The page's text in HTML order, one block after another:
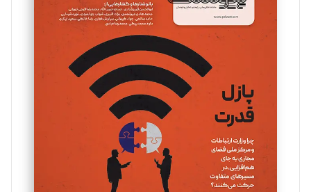
مینا پاکدل
یسنا امان‌پور
تحریریه
ملینا جعفری
تحریریه